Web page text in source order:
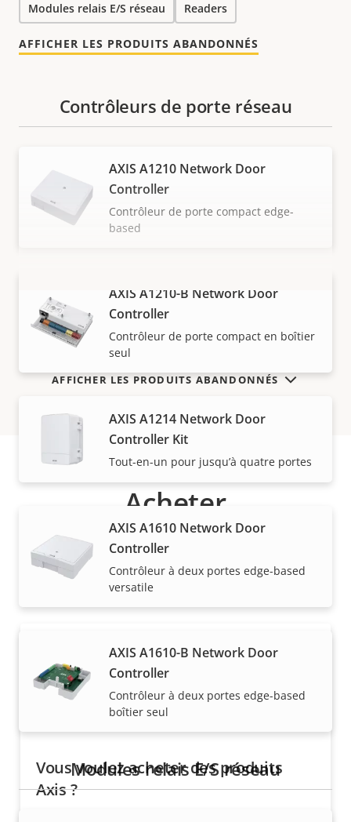
Modules relais E/S réseau Readers
AFFICHER LES PRODUITS ABANDONNÉS
VOIR PLUS
Contrôleurs de porte réseau
AXIS A1210 Network Door
Controller
Contrôleur de porte compact edge-
based
AXIS A1210-B Network Door
Controller
Contrôleur de porte compact en boîtier
seul
AXIS A1214 Network Door
Controller Kit
Tout-en-un pour jusqu’à quatre portes
AXIS A1610 Network Door
Controller
Contrôleur à deux portes edge-based
versatile
AXIS A1610-B Network Door
Controller
Contrôleur à deux portes edge-based
boîtier seul
Modules relais E/S réseau
AFFICHER LES PRODUITS ABANDONNÉS
Acheter
Les solutions Axis et les produits individuels sont
vendus et installés de manière experte par nos
partenaires de confiance.
Vous voulez acheter des produits
Axis ?